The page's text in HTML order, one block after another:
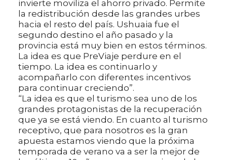
invierte moviliza el ahorro privado. Permite
la redistribución desde las grandes urbes
hacia el resto del país. Ushuaia fue el
segundo destino el año pasado y la
provincia está muy bien en estos términos.
La idea es que PreViaje perdure en el
tiempo. La idea es continuarlo y
acompañarlo con diferentes incentivos
para continuar creciendo”.
“La idea es que el turismo sea uno de los
grandes protagonistas de la recuperación
que ya se está viendo. En cuanto al turismo
receptivo, que para nosotros es la gran
apuesta estamos viendo que la próxima
temporada de verano va a ser la mejor de